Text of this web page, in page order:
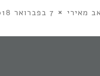
מאירי 7 בפברואר 2018